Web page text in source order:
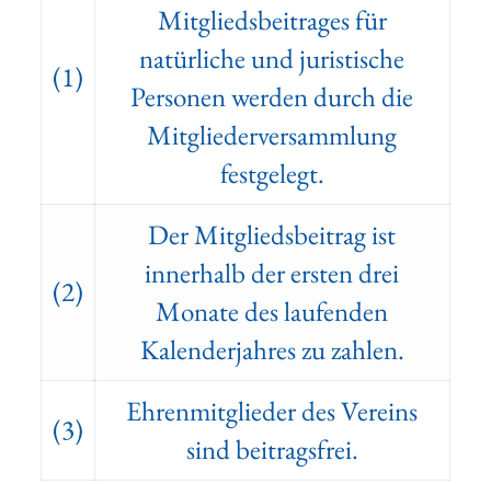
(1)
Mitgliedsbeitrages für
natürliche und juristische
Personen werden durch die
Mitgliederversammlung
festgelegt.
(2)
Der Mitgliedsbeitrag ist
innerhalb der ersten drei
Monate des laufenden
Kalenderjahres zu zahlen.
(3)
Ehrenmitglieder des Vereins
sind beitragsfrei.